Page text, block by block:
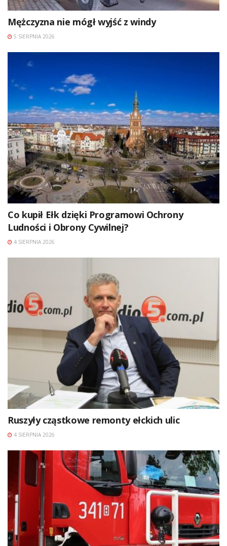
Mężczyzna nie mógł wyjść z windy
5 SIERPNIA 2026
Co kupił Ełk dzięki Programowi Ochrony
Ludności i Obrony Cywilnej?
4 SIERPNIA 2026
Ruszyły cząstkowe remonty ełckich ulic
4 SIERPNIA 2026